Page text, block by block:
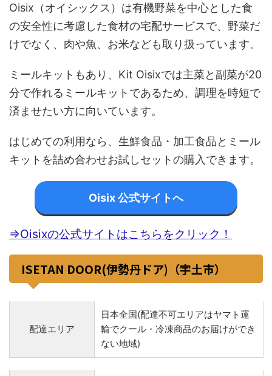
Oisix（オイシックス）は有機野菜を中心とした食
の安全性に考慮した食材の宅配サービスで、野菜だ
けでなく、肉や魚、お米なども取り扱っています。
ミールキットもあり、Kit Oisixでは主菜と副菜が20
分で作れるミールキットであるため、調理を時短で
済ませたい方に向いています。
はじめての利用なら、生鮮食品・加工食品とミール
キットを詰め合わせお試しセットの購入できます。
Oisix 公式サイトへ
⇒Oisixの公式サイトはこちらをクリック！
ISETAN DOOR(伊勢丹ドア)（宇土市）
配達エリア
日本全国(配達不可エリアはヤマト運
輸でクール・冷凍商品のお届けができ
ない地域)